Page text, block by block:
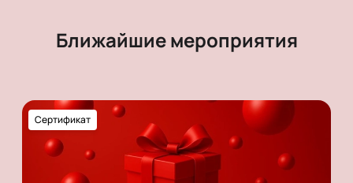
Ближайшие мероприятия
Сертификат